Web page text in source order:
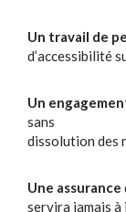
Un travail de
d’accessibilité
Un
sans
dissolution des
Une assurance
servira jamais